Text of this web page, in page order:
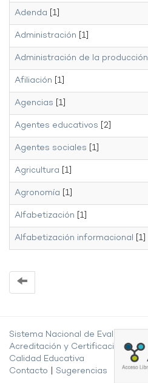
Adenda [1]
Administración [1]
Administración de la producción
Afiliación [1]
Agencias [1]
Agentes educativos [2]
Agentes sociales [1]
Agricultura [1]
Agronomía [1]
Alfabetización [1]
Alfabetización informacional [1]
Sistema Nacional de Evaluación,
Acreditación y Certificación de la
Calidad Educativa
Contacto
Sugerencias